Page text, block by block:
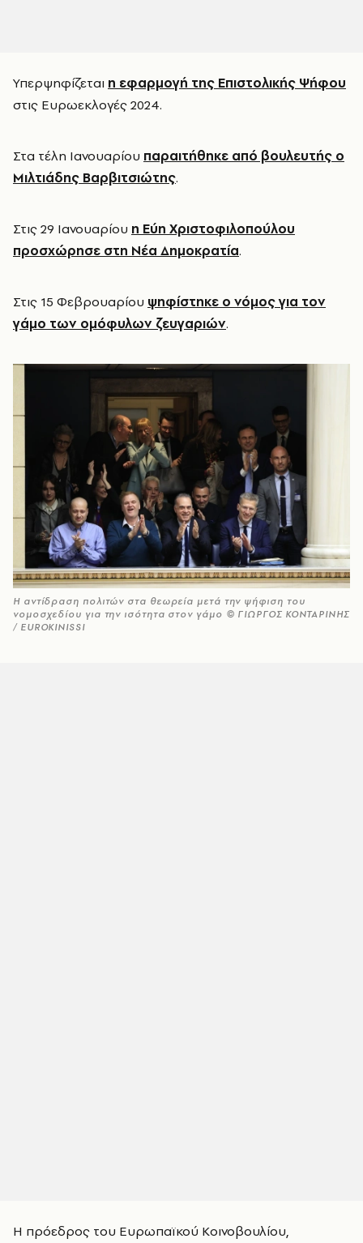
Υπερψηφίζεται η εφαρμογή της Επιστολικής Ψήφου
στις Ευρωεκλογές 2024.
Στα τέλη Ιανουαρίου παραιτήθηκε από βουλευτής ο
Μιλτιάδης Βαρβιτσιώτης.
Στις 29 Ιανουαρίου η Εύη Χριστοφιλοπούλου
προσχώρησε στη Νέα Δημοκρατία.
Στις 15 Φεβρουαρίου ψηφίστηκε ο νόμος για τον
γάμο των ομόφυλων ζευγαριών.
Η αντίδραση πολιτών στα θεωρεία μετά την ψήφιση του
νομοσχεδίου για την ισότητα στον γάμο © ΓΙΩΡΓΟΣ ΚΟΝΤΑΡΙΝΗΣ
/ EUROKINISSI
Η πρόεδρος του Ευρωπαϊκού Κοινοβουλίου,